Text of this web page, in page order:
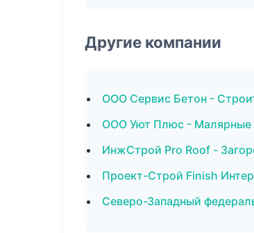
Другие компании
ООО Сервис Бетон -
ООО Уют Плюс - Малярные
ИнжСтрой Pro Roof -
Проект-Строй Finish
Северо-Западный